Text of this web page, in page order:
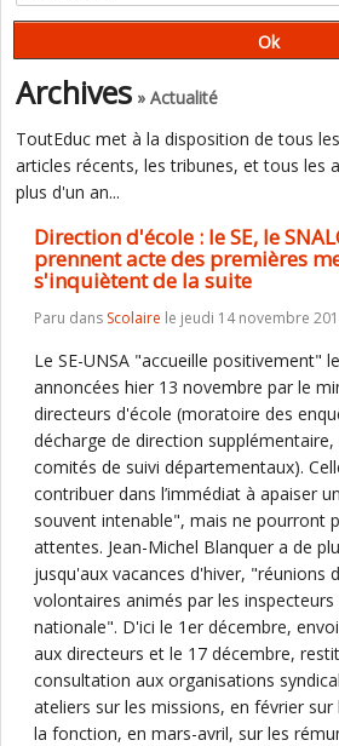
Archives » Actualité
ToutEduc met à la disposition de tous
articles récents, les tribunes, et tous les
plus d'un an...
Direction d'école : le SE, le
prennent acte des premières
s'inquiètent de la suite
Paru dans Scolaire le jeudi 14 novembre
Le SE-UNSA "accueille positivement"
annoncées hier 13 novembre par le
directeurs d'école (moratoire des
décharge de direction
comités de suivi départementaux).
contribuer dans l’immédiat à apaiser
souvent intenable", mais ne pourront
attentes. Jean-Michel Blanquer a de
jusqu'aux vacances d'hiver, "réunions
volontaires animés par les inspecteurs
nationale". D'ici le 1er décembre,
aux directeurs et le 17 décembre,
consultation aux organisations
ateliers sur les missions, en février
la fonction, en mars-avril, sur les